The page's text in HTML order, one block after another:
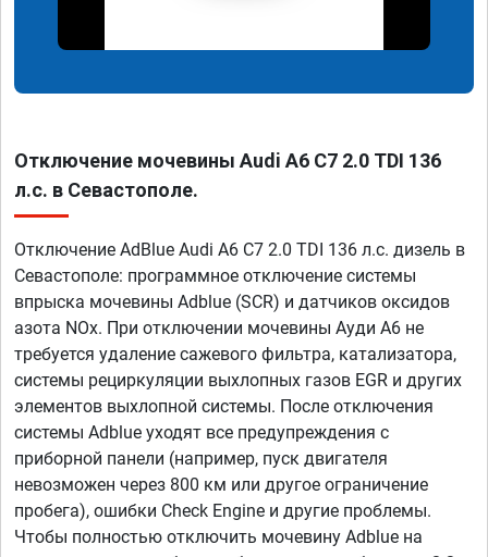
Отключение мочевины Audi A6 C7 2.0 TDI 136
л.с. в Севастополе.
Отключение AdBlue Audi A6 C7 2.0 TDI 136 л.с. дизель в
Севастополе: программное отключение системы
впрыска мочевины Adblue (SCR) и датчиков оксидов
азота NOx. При отключении мочевины Ауди А6 не
требуется удаление сажевого фильтра, катализатора,
системы рециркуляции выхлопных газов EGR и других
элементов выхлопной системы. После отключения
системы Adblue уходят все предупреждения с
приборной панели (например, пуск двигателя
невозможен через 800 км или другое ограничение
пробега), ошибки Check Engine и другие проблемы.
Чтобы полностью отключить мочевину Adblue на